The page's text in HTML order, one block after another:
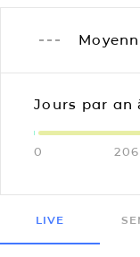
Jours par an
0 206
LIVE